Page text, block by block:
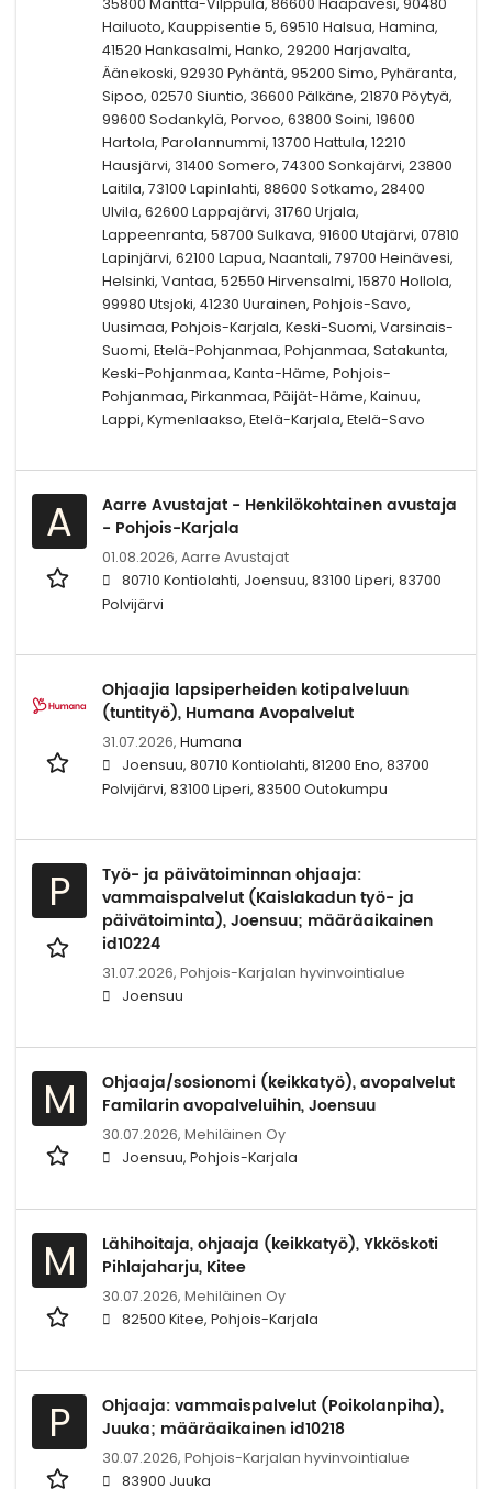
Hailuoto, Kauppisentie 5, 69510 Halsua, Hamina,
41520 Hankasalmi, Hanko, 29200 Harjavalta,
Äänekoski, 92930 Pyhäntä, 95200 Simo, Pyhäranta,
Sipoo, 02570 Siuntio, 36600 Pälkäne, 21870 Pöytyä,
99600 Sodankylä, Porvoo, 63800 Soini, 19600
Hartola, Parolannummi, 13700 Hattula, 12210
Hausjärvi, 31400 Somero, 74300 Sonkajärvi, 23800
Laitila, 73100 Lapinlahti, 88600 Sotkamo, 28400
Ulvila, 62600 Lappajärvi, 31760 Urjala,
Lappeenranta, 58700 Sulkava, 91600 Utajärvi, 07810
Lapinjärvi, 62100 Lapua, Naantali, 79700 Heinävesi,
Helsinki, Vantaa, 52550 Hirvensalmi, 15870 Hollola,
99980 Utsjoki, 41230 Uurainen, Pohjois-Savo,
Uusimaa, Pohjois-Karjala, Keski-Suomi, Varsinais-
Suomi, Etelä-Pohjanmaa, Pohjanmaa, Satakunta,
Keski-Pohjanmaa, Kanta-Häme, Pohjois-
Pohjanmaa, Pirkanmaa, Päijät-Häme, Kainuu,
Lappi, Kymenlaakso, Etelä-Karjala, Etelä-Savo
A
Aarre Avustajat - Henkilökohtainen avustaja
- Pohjois-Karjala
01.08.2026, Aarre Avustajat
80710 Kontiolahti, Joensuu, 83100 Liperi, 83700
Polvijärvi
Ohjaajia lapsiperheiden kotipalveluun
(tuntityö), Humana Avopalvelut
31.07.2026, Humana
Joensuu, 80710 Kontiolahti, 81200 Eno, 83700
Polvijärvi, 83100 Liperi, 83500 Outokumpu
P
Työ- ja päivätoiminnan ohjaaja:
vammaispalvelut (Kaislakadun työ- ja
päivätoiminta), Joensuu; määräaikainen
id10224
31.07.2026, Pohjois-Karjalan hyvinvointialue
Joensuu
M
Ohjaaja/sosionomi (keikkatyö), avopalvelut
Familarin avopalveluihin, Joensuu
30.07.2026, Mehiläinen Oy
Joensuu, Pohjois-Karjala
M
Lähihoitaja, ohjaaja (keikkatyö), Ykköskoti
Pihlajaharju, Kitee
30.07.2026, Mehiläinen Oy
82500 Kitee, Pohjois-Karjala
P
Ohjaaja: vammaispalvelut (Poikolanpiha),
Juuka; määräaikainen id10218
30.07.2026, Pohjois-Karjalan hyvinvointialue
83900 Juuka